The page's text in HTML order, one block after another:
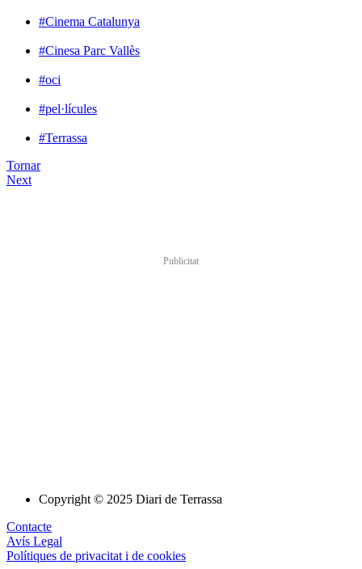
#Cinema Catalunya
#Cinesa Parc Vallès
#oci
#pel·lícules
#Terrassa
Tornar
Next
Publicitat
Copyright © 2025 Diari de Terrassa
Contacte
Avís Legal
Polítiques de privacitat i de cookies